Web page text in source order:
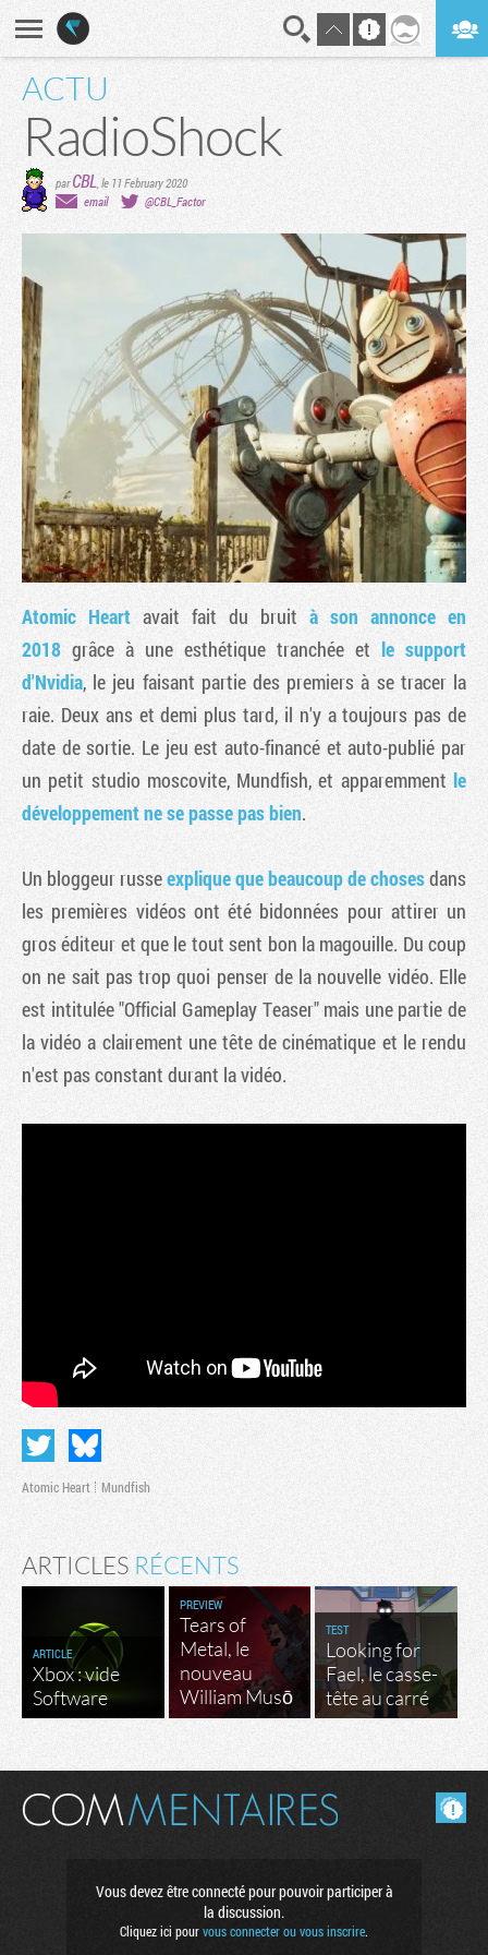
ACTU
RadioShock
parCBL le 11 February 2020
email
@CBL_Factor
Atomic Heart avait fait du bruit à son annonce en
2018 grâce à une esthétique tranchée et le support
d'Nvidia, le jeu faisant partie des premiers à se tracer la
raie. Deux ans et demi plus tard, il n'y a toujours pas de
date de sortie. Le jeu est auto-financé et auto-publié par
un petit studio moscovite, Mundfish, et apparemment le
développement ne se passe pas bien.
Un bloggeur russeexplique que beaucoup de chosesdans
les premières vidéos ont été bidonnées pour attirer un
gros éditeur et que le tout sent bon la magouille. Du coup
on ne sait pas trop quoi penser de la nouvelle vidéo. Elle
est intitulée "Official Gameplay Teaser" mais une partie de
la vidéo a clairement une tête de cinématique et le rendu
n'est pas constant durant la vidéo.
Atomic Heart Mundfish
ARTICLES RÉCENTS
ARTICLE
Xbox : vide
Software
PREVIEW
Tears of
Metal, le
nouveau
William Musō
TEST
Looking for
Fael, le casse-
tête au carré
Masquer les commentaires lus.
Vous devez être connecté pour pouvoir participer à
la discussion.
Cliquez ici pourvous connecter ou vous inscrire.
Tribune